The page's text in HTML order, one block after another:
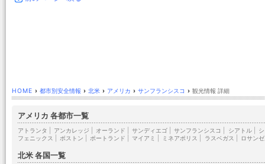
HOME › 都市別安全情報 › 北米 › アメリカ › サンフランシスコ › 観光情報 詳細
アメリカ 各都市一覧
アトランタ アンカレッジ オーランド サンディエゴ サンフランシスコ シアトル|
フェニックス
ボストン ポートランド マイアミ ミネアポリス ラスベガス ロサン
北米 各国一覧